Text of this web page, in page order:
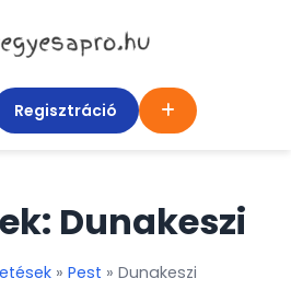
Regisztráció
Dunakeszi
» Pest » Dunakeszi